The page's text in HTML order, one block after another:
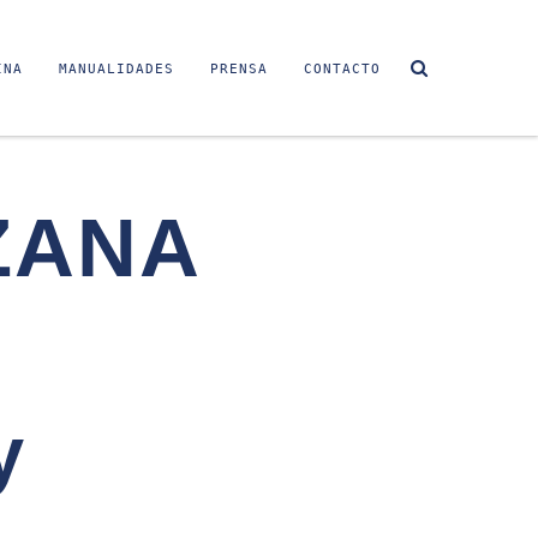
MANUALIDADES PRENSA CONTACTO